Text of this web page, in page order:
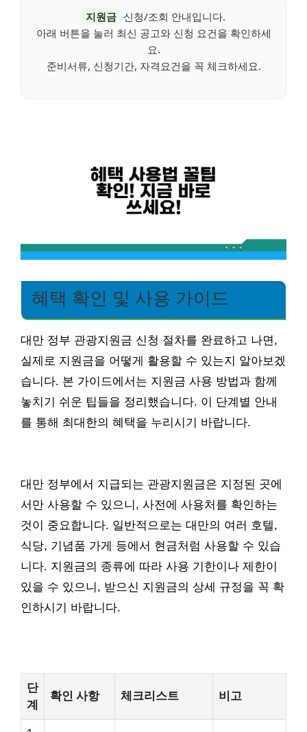
지원금 신청/조회 안내입니다.
아래 버튼을 눌러 최신 공고와 신청 요건을 확인하세
요.
준비서류, 신청기간, 자격요건을 꼭 체크하세요.
혜택 확인 및 사용 가이드
대만 정부 관광지원금 신청 절차를 완료하고 나면,
실제로 지원금을 어떻게 활용할 수 있는지 알아보겠
습니다. 본 가이드에서는 지원금 사용 방법과 함께
놓치기 쉬운 팁들을 정리했습니다. 이 단계별 안내
를 통해 최대한의 혜택을 누리시기 바랍니다.
대만 정부에서 지급되는 관광지원금은 지정된 곳에
서만 사용할 수 있으니, 사전에 사용처를 확인하는
것이 중요합니다. 일반적으로는 대만의 여러 호텔,
식당, 기념품 가게 등에서 현금처럼 사용할 수 있습
니다. 지원금의 종류에 따라 사용 기한이나 제한이
있을 수 있으니, 받으신 지원금의 상세 규정을 꼭 확
인하시기 바랍니다.
단
계
확인 사항 체크리스트 비고